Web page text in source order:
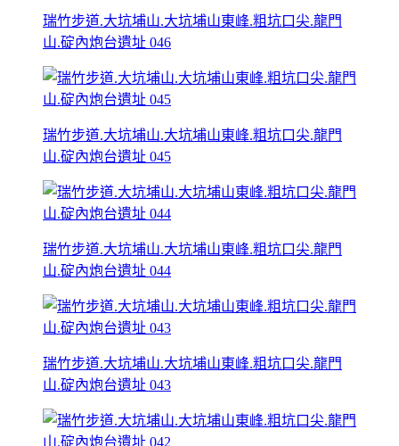
瑞竹步道.大坑埔山.大坑埔山東峰.粗坑口尖.龍門
山.碇內炮台遺址 046
瑞竹步道.大坑埔山.大坑埔山東峰.粗坑口尖.龍門
山.碇內炮台遺址 045
瑞竹步道.大坑埔山.大坑埔山東峰.粗坑口尖.龍門
山.碇內炮台遺址 044
瑞竹步道.大坑埔山.大坑埔山東峰.粗坑口尖.龍門
山.碇內炮台遺址 043